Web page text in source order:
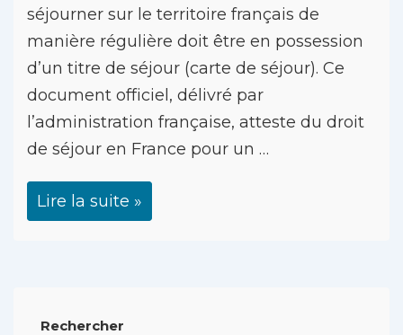
séjourner sur le territoire français de
manière régulière doit être en possession
d’un titre de séjour (carte de séjour). Ce
document officiel, délivré par
l’administration française, atteste du droit
de séjour en France pour un …
Lire la suite »
Rechercher